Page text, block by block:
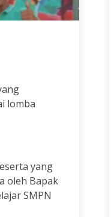
lomba
yang
oleh Bapak
SMPN